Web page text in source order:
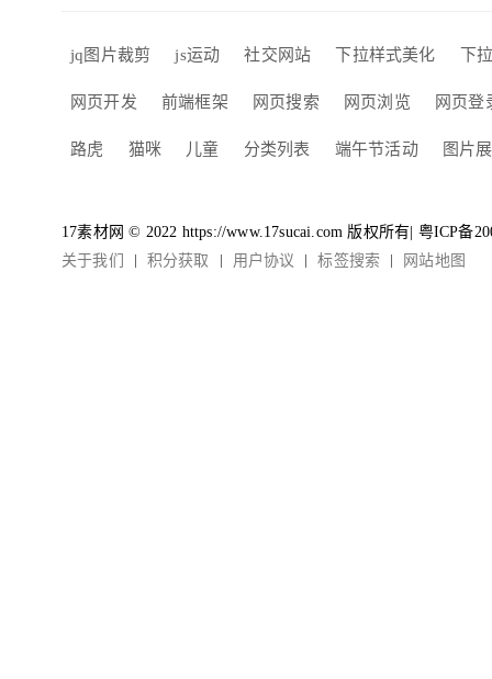
jq图片裁剪 js运动 社交网站 下拉样式美化 下
网页开发 前端框架 网页搜索 网页浏览 网页登
路虎 猫咪 儿童 分类列表 端午节活动 图片
17素材网 © 2022 https://www.17sucai.com 版权所有| 粤ICP备
关于我们
积分获取 用户协议 标签搜索 网站地图